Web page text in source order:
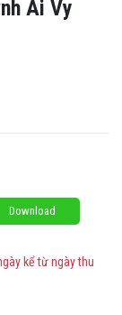
Ái Vy
Download
kể từ ngày thu